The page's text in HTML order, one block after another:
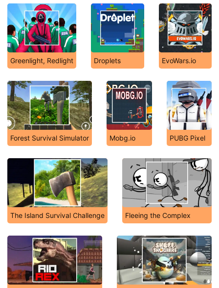
Greenlight, Redlight Droplets EvoWars.io
Forest Survival Simulator Mobg.io PUBG Pixel
The Island Survival Challenge Fleeing the Complex